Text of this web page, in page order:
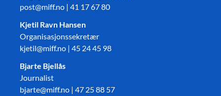
post@miff.no | 41 17 67 80
Kjetil Ravn Hansen
Organisasjonssekretær
kjetil@miff.no | 45 24 45 98
Bjarte Bjellås
Journalist
bjarte@miff.no | 47 25 88 57